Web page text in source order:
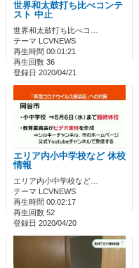
世界和太鼓打ち比べコンテ
スト 中止
世界和太鼓打ち比べコ…
テーマ LCVNEWS
再生時間 00:01:21
再生回数 36
登録日 2020/04/21
エリア内小中学校など 休校
情報
エリア内小中学校など…
テーマ LCVNEWS
再生時間 00:02:17
再生回数 52
登録日 2020/04/20